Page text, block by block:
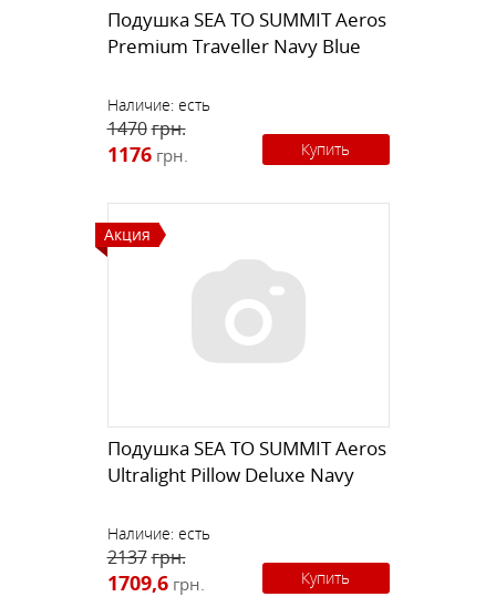
Подушка SEA TO SUMMIT Aeros
Premium Traveller Navy Blue
Наличие: есть
1470грн.
1176 грн. Купить
Акция
Подушка SEA TO SUMMIT Aeros
Ultralight Pillow Deluxe Navy
Наличие: есть
2137грн.
1709,6 грн. Купить